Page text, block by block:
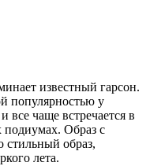
известный гарсон.
популярностью у
чаще встречается в
подиумах. Образ с
стильный образ,
лета.